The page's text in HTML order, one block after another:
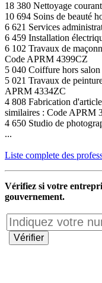
18 380 Nettoyage
10 694 Soins de beauté
6 621 Services
6 459 Installation
6 102 Travaux de
Code APRM 4399CZ
5 040 Coiffure hors
5 021 Travaux de
APRM 4334ZC
4 808 Fabrication
similaires : Code APRM
4 650 Studio de
...
Liste complete des
Vérifiez si votre
gouvernement.